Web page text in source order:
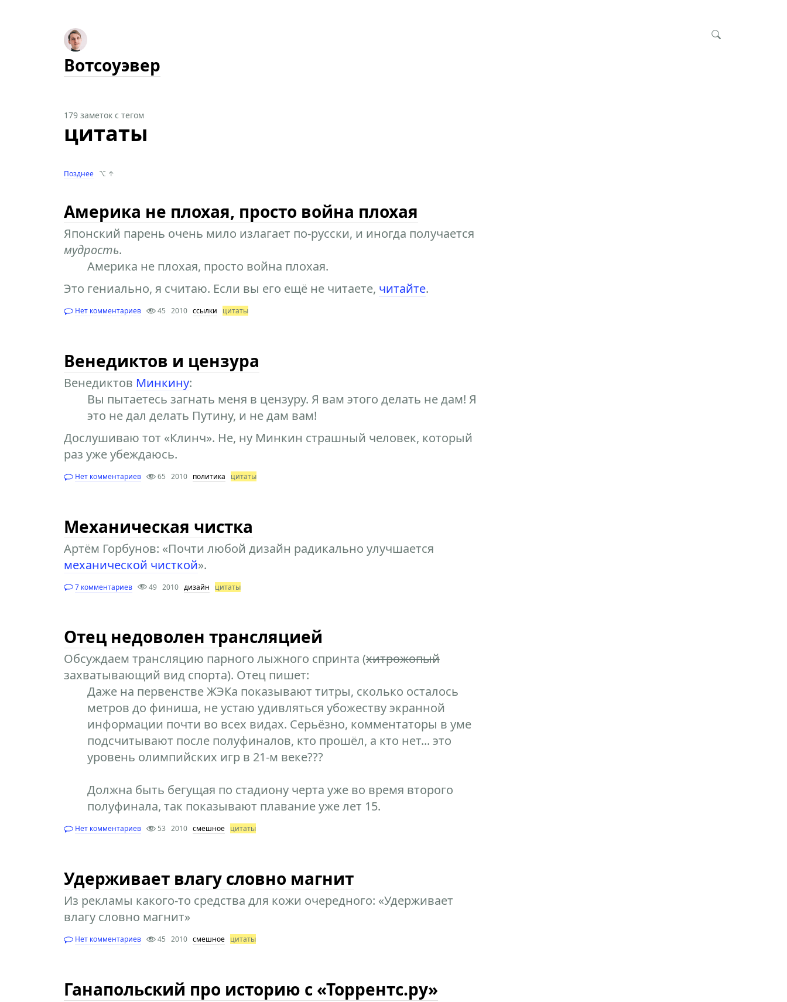
Вотсоуэвер
179 заметок с тегом
цитаты
Позднее ⌥ ↑
Америка не плохая, просто война плохая
Японский парень очень мило излагает по-русски, и иногда получается
мудрость.
Америка не плохая, просто война плохая.
Это гениально, я считаю. Если вы его ещё не читаете, читайте.
Нет комментариев 45 2010 ссылки цитаты
Венедиктов и цензура
Венедиктов Минкину:
Вы пытаетесь загнать меня в цензуру. Я вам этого делать не дам! Я
это не дал делать Путину, и не дам вам!
Дослушиваю тот «Клинч». Не, ну Минкин страшный человек, который
раз уже убеждаюсь.
Нет комментариев 65 2010 политика цитаты
Механическая чистка
Артём Горбунов: «Почти любой дизайн радикально улучшается
механической чисткой».
7 комментариев 49 2010 дизайн цитаты
Отец недоволен трансляцией
Обсуждаем трансляцию парного лыжного спринта (хитрожопый
захватывающий вид спорта). Отец пишет:
Даже на первенстве ЖЭКа показывают титры, сколько осталось
метров до финиша, не устаю удивляться убожеству экранной
информации почти во всех видах. Серьёзно, комментаторы в уме
подсчитывают после полуфиналов, кто прошёл, а кто нет... это
уровень олимпийских игр в 21-м веке???
Должна быть бегущая по стадиону черта уже во время второго
полуфинала, так показывают плавание уже лет 15.
Нет комментариев 53 2010 смешное цитаты
Удерживает влагу словно магнит
Из рекламы какого-то средства для кожи очередного: «Удерживает
влагу словно магнит»
Нет комментариев 45 2010 смешное цитаты
Ганапольский про историю с «Торрентс.ру»